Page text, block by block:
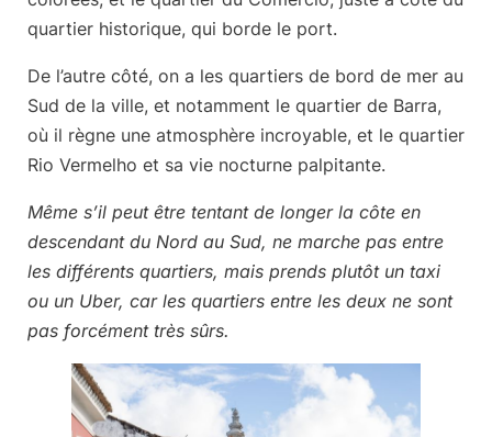
quartier historique, qui borde le port.
De l’autre côté, on a les quartiers de bord de mer au
Sud de la ville, et notamment le quartier de Barra,
où il règne une atmosphère incroyable, et le quartier
Rio Vermelho et sa vie nocturne palpitante.
Même s’il peut être tentant de longer la côte en
descendant du Nord au Sud, ne marche pas entre
les différents quartiers, mais prends plutôt un taxi
ou un Uber, car les quartiers entre les deux ne sont
pas forcément très sûrs.